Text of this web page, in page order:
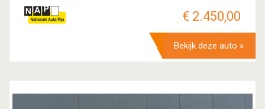
€ 2.450,00
Bekijk deze auto »